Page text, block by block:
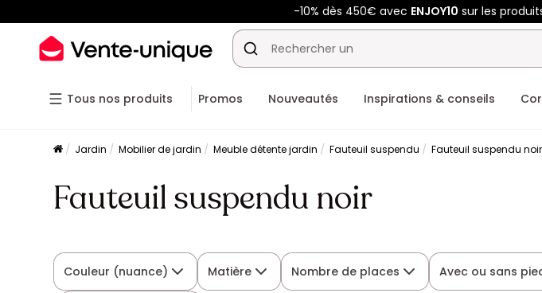
-10% dès 450€ avecENJOY10 sur les
Tous nos produits Promos Nouveautés Inspirations & conseils
Jardin Mobilier de jardin Meuble détente jardin Fauteuil suspendu Fauteuil suspendu noir
Fauteuil suspendu noir
Couleur (nuance) Matière Nombre de places Avec ou sans